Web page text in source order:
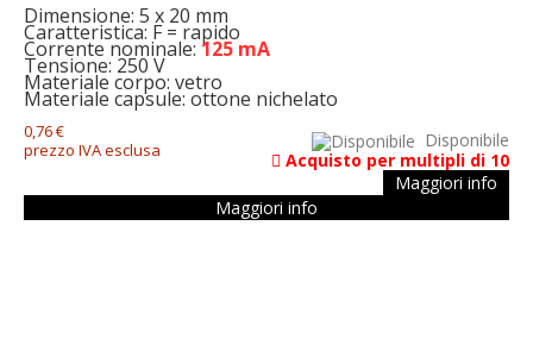
Dimensione: 5 x 20 mm
Caratteristica: F = rapido
Corrente nominale:125 mA
Tensione: 250 V
Materiale corpo: vetro
Materiale capsule: ottone nichelato
0,76 €
prezzo IVA esclusa
Disponibile
Acquisto per multipli di 10
Maggiori info
Maggiori info